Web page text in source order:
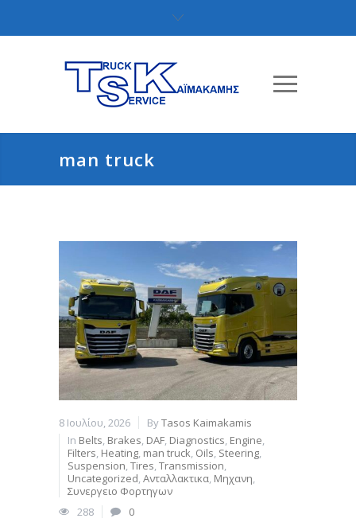
man truck
8 Ιουλίου, 2026 ByTasos Kaimakamis
In Belts, Brakes, DAF, Diagnostics, Engine,
Filters, Heating, man truck, Oils, Steering,
Suspension,Tires,Transmission,
Uncategorized,Ανταλλακτικα, Μηχανη,
Συνεργειο Φορτηγων
288
0